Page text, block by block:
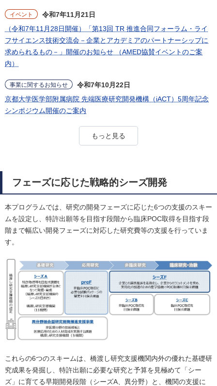
イベント
令和7年11月21日
（令和7年11月28日開催）「第13回 TR 推進合同フォーラム・ライ
フサイエンス技術交流会－企業とアカデミアのパートナーシップに
求められるもの－」開催のお知らせ （AMED協賛イベントのご案
内）
事業に関するお知らせ
令和7年10月22日
京都大学医学部附属病院 先端医療研究開発機構（iACT）5周年記念
シンポジウム開催のご案内
もっと見る
フェーズに応じた戦略的シーズ開発
本プログラムでは、研究の開発フェーズに応じた6つの支援のスキー
ムを設定し、特許出願等を目指す段階から臨床POC取得を目指す段
階まで幅広い開発フェーズに対応した研究費等の支援を行っていま
す。
これらの6つのスキームは、橋渡し研究支援機関内外の優れた基礎研
究成果を発掘し、特許出願に必要な研究と予算を見極めて「シー
ズ」に育てる早期開発段階（シーズA、異分野）と、機関の支援に